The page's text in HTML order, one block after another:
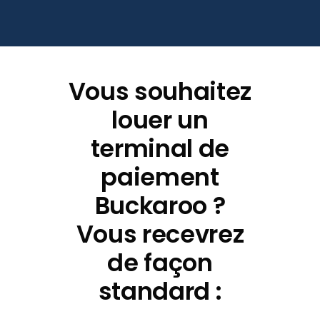
Vous souhaitez
louer un
terminal de
paiement
Buckaroo ?
Vous recevrez
de façon
standard :